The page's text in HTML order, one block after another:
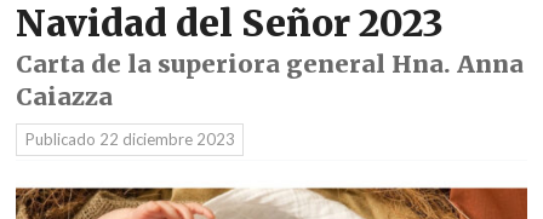
Noticias
Recursos
Media
Navidad del Señor 2023
Carta de la superiora general Hna. Anna
Caiazza
Publicado 22 diciembre 2023